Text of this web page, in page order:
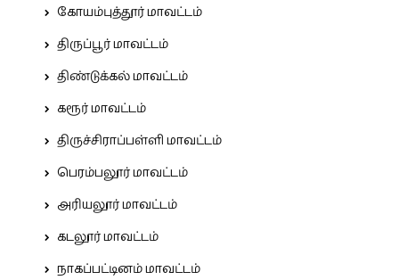
கோயம்புத்தூர் மாவட்டம்
திருப்பூர் மாவட்டம்
திண்டுக்கல் மாவட்டம்
கரூர் மாவட்டம்
திருச்சிராப்பள்ளி மாவட்டம்
பெரம்பலூர் மாவட்டம்
அரியலூர் மாவட்டம்
கடலூர் மாவட்டம்
நாகப்பட்டினம் மாவட்டம்